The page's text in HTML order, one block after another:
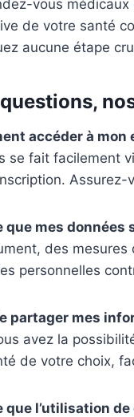
vous
de votre santé
aucune étape
accéder à mon
se fait facilement
Assurez-
que mes données
des mesures
personnelles
partager mes
avez la
de votre choix,
que l’utilisation